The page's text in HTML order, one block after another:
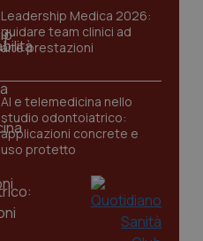
Leadership Medica 2026:
guidare team clinici ad
alte prestazioni
AI e telemedicina nello
studio odontoiatrico:
applicazioni concrete e
uso protetto